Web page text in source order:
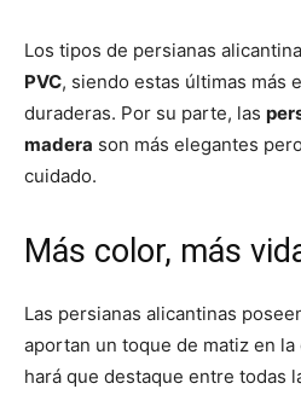
Los tipos de persianas
PVC, siendo estas últimas más
duraderas. Por su parte, las
madera son más elegantes
cuidado.
Más color, más
Las persianas alicantinas
aportan un toque de matiz en
hará que destaque entre todas